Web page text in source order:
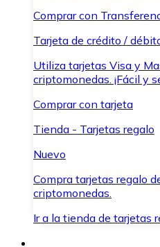
Comprar con
Tarjeta de crédito /
Utiliza tarjetas Visa y
criptomonedas. ¡Fácil y
Comprar con tarjeta
Tienda - Tarjetas regalo
Nuevo
Compra tarjetas regalo
criptomonedas.
Ir a la tienda de tarjetas